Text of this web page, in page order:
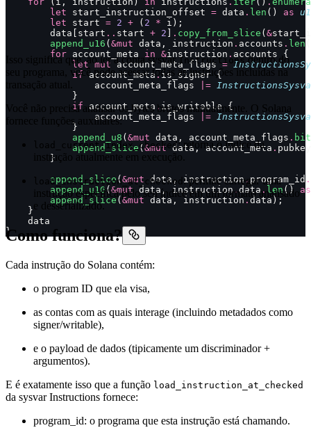
        let
start_instruction_offset = data . len () as
        let
start = 2 + ( 2 * i);
        data[start
.. start + 2 ] . copy_from_slice (&
        append_u16
(&mut data, instruction . accounts . len
        for
account_meta in &instruction . accounts {
            let
mut account_meta_flags =
            if
account_meta.is_signer {
                account_meta_flags
|=
            }
            if
account_meta . is_writable {
                account_meta_flags
|=
            }
            append_u8
(&mut data, account_meta_flags .
            append_slice
( &mut data, account_meta . pubkey
        }
        append_slice
(&mut data, instruction.program_id .
        append_u16
(&mut data, instruction .data . len () as
        append_slice
(&mut data, instruction.data);
    }
    data
}
Isso significa que, ao ler a conta sysvarInstructionsdentro do
seu programa, você pode acessar todas as instruções incluídas na
transação atual.
Você não precisa analisar os bytes brutos manualmente. O Solana
fornece funções auxiliares:
load_current_index_checked: retorna o índice da
instrução atualmente em execução.
load_instruction_at_checked : permite carregar uma
instrução específica pelo seu índice em um formato analisado
e desserializado.
Como funciona?
Cada instrução do Solana contém:
o program ID que ela visa,
as contas com as quais interage (incluindo metadados como
signer/writable),
e o payload de dados (tipicamente um discriminador +
argumentos).
E é exatamente isso que a função load_instruction_at_checked
da sysvar Instructions fornece:
program_id: o programa que esta instrução está chamando.